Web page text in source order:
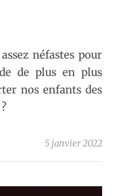
de plus en plus
nos enfants des
5 janvier 2022